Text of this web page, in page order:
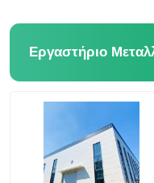
Εμπορική δομή